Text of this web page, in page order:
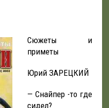
Сюжеты и
приметы
Юрий ЗАРЕЦКИЙ
— Снайпер -то где
сидел?